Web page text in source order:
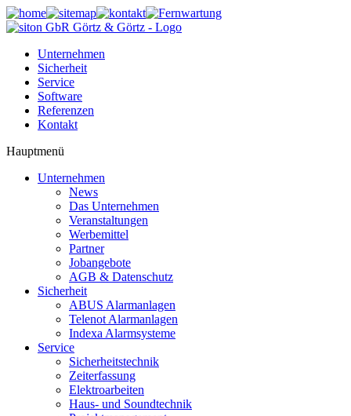
Unternehmen
Sicherheit
Service
Software
Referenzen
Kontakt
Hauptmenü
Unternehmen
News
Das Unternehmen
Veranstaltungen
Werbemittel
Partner
Jobangebote
AGB & Datenschutz
Sicherheit
ABUS Alarmanlagen
Telenot Alarmanlagen
Indexa Alarmsysteme
Service
Sicherheitstechnik
Zeiterfassung
Elektroarbeiten
Haus- und Soundtechnik